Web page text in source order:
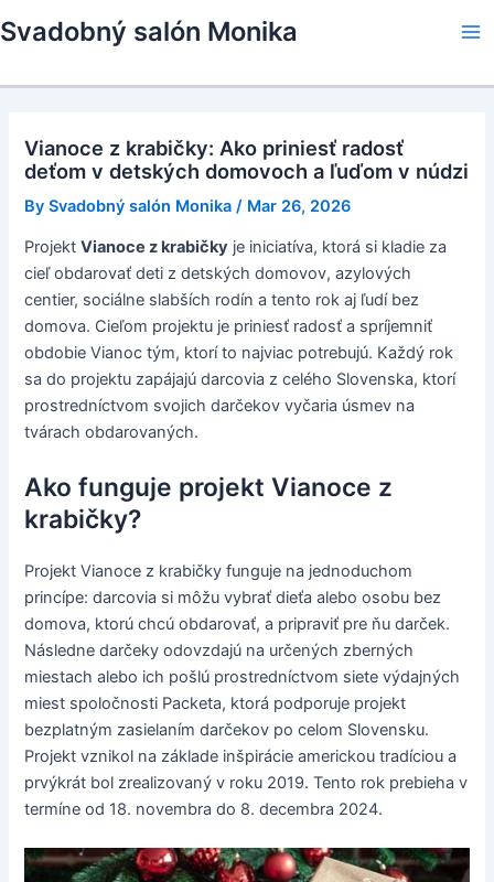
to
Svadobný salón Monika
Vianoce z krabičky: Ako priniesť radosť
deťom v detských domovoch a ľuďom v núdzi
BySvadobný salón Monika / Mar 26, 2026
ProjektVianoce z krabičky je iniciatíva, ktorá si kladie za
cieľ obdarovať deti z detských domovov, azylových
centier, sociálne slabších rodín a tento rok aj ľudí bez
domova. Cieľom projektu je priniesť radosť a spríjemniť
obdobie Vianoc tým, ktorí to najviac potrebujú. Každý rok
sa do projektu zapájajú darcovia z celého Slovenska, ktorí
prostredníctvom svojich darčekov vyčaria úsmev na
tvárach obdarovaných.
Ako funguje projekt Vianoce z
krabičky?
Projekt Vianoce z krabičky funguje na jednoduchom
princípe: darcovia si môžu vybrať dieťa alebo osobu bez
domova, ktorú chcú obdarovať, a pripraviť pre ňu darček.
Následne darčeky odovzdajú na určených zberných
miestach alebo ich pošlú prostredníctvom siete výdajných
miest spoločnosti Packeta, ktorá podporuje projekt
bezplatným zasielaním darčekov po celom Slovensku.
Projekt vznikol na základe inšpirácie americkou tradíciou a
prvýkrát bol zrealizovaný v roku 2019. Tento rok prebieha v
termíne od 18. novembra do 8. decembra 2024.